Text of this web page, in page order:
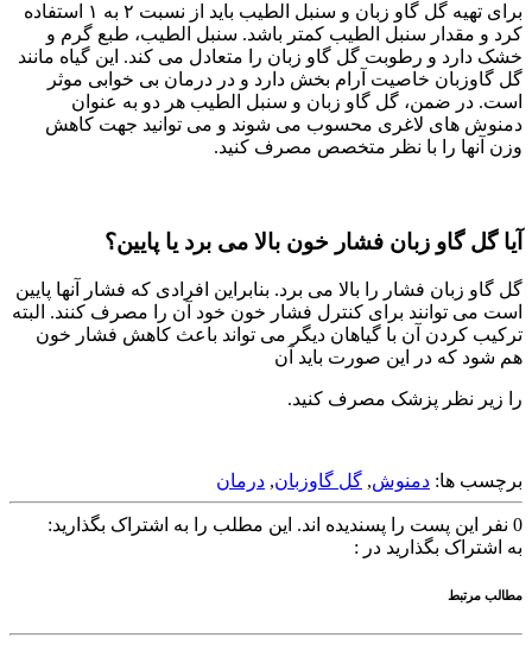
برای تهیه گل گاو زبان و سنبل الطیب باید از نسبت ۲ به ۱ استفاده
کرد و مقدار سنبل الطيب کمتر باشد. سنبل الطیب، طبع گرم و
خشک دارد و رطوبت گل گاو زبان را متعادل می کند. این گیاه مانند
گل گاوزبان خاصیت آرام بخش دارد و در درمان بی خوابی موثر
است. در ضمن، گل گاو زبان و سنبل الطیب هر دو به عنوان
دمنوش های لاغری محسوب می شوند و می توانید جهت کاهش
وزن آنها را با نظر متخصص مصرف کنید.
آیا گل گاو زبان فشار خون بالا می برد یا پایین؟
گل گاو زبان فشار را بالا می برد. بنابراین افرادی که فشار آنها پایین
است می توانند برای کنترل فشار خون خود آن را مصرف کنند. البته
ترکیب کردن آن با گیاهان دیگر می تواند باعث کاهش فشار خون
هم شود که در این صورت باید آن
را زیر نظر پزشک مصرف کنید.
برچسب ها: دمنوش, گل گاوزبان, درمان
0 نفر این پست را پسندیده اند. این مطلب را به اشتراک بگذارید:
به اشتراک بگذارید در :
مطالب مرتبط